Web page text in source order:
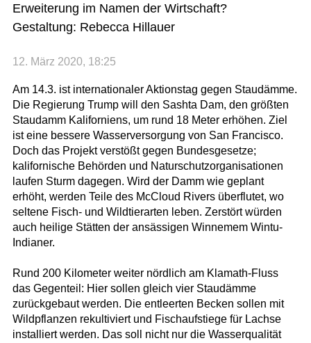
Erweiterung im Namen der Wirtschaft?
Gestaltung: Rebecca Hillauer
12. März 2020, 18:25
Am 14.3. ist internationaler Aktionstag gegen Staudämme.
Die Regierung Trump will den Sashta Dam, den größten
Staudamm Kaliforniens, um rund 18 Meter erhöhen. Ziel
ist eine bessere Wasserversorgung von San Francisco.
Doch das Projekt verstößt gegen Bundesgesetze;
kalifornische Behörden und Naturschutzorganisationen
laufen Sturm dagegen. Wird der Damm wie geplant
erhöht, werden Teile des McCloud Rivers überflutet, wo
seltene Fisch- und Wildtierarten leben. Zerstört würden
auch heilige Stätten der ansässigen Winnemem Wintu-
Indianer.
Rund 200 Kilometer weiter nördlich am Klamath-Fluss
das Gegenteil: Hier sollen gleich vier Staudämme
zurückgebaut werden. Die entleerten Becken sollen mit
Wildpflanzen rekultiviert und Fischaufstiege für Lachse
installiert werden. Das soll nicht nur die Wasserqualität